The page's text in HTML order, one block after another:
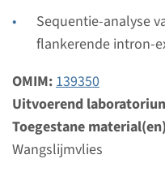
Sequentie-analyse
flankerende intron-
OMIM:139350
Uitvoerend
Toegestane
Wangslijmvlies
KRT10 -
ichthyosis
Doorlooptijd
Volledige analyse: 8